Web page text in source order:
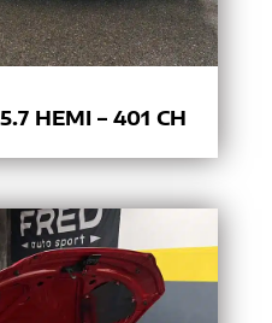
HEMI – 401 CH